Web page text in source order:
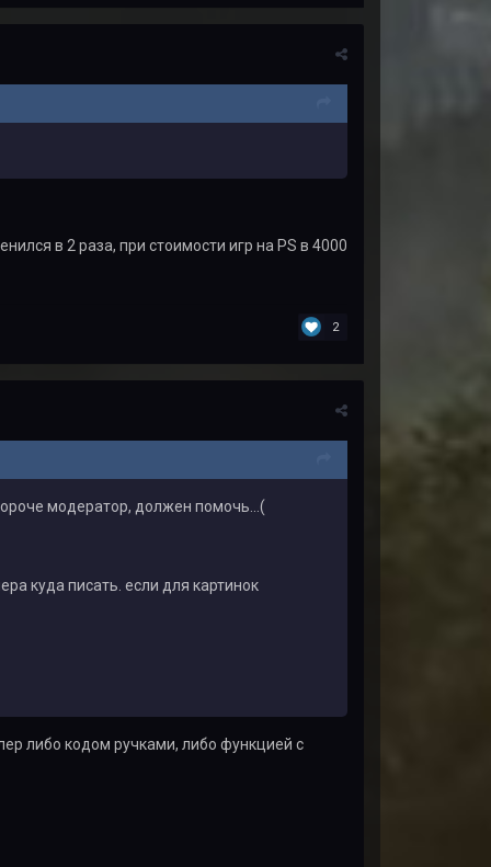
в 2 раза, при стоимости игр на PS в 4000
2
модератор, должен помочь...(
куда писать. если для картинок
либо кодом ручками, либо функцией с